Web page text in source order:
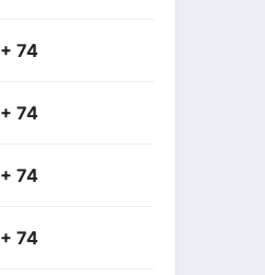
+ 74
+ 74
+ 74
+ 74